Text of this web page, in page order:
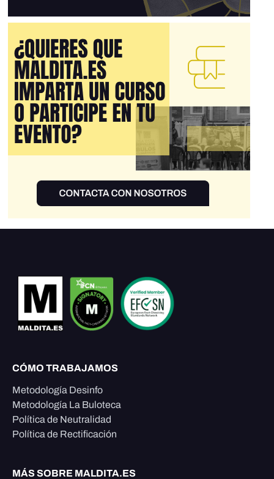
CÓMO TRABAJAMOS
Metodología Desinfo
Metodología La Buloteca
Política de Neutralidad
Política de Rectificación
MÁS SOBRE MALDITA.ES